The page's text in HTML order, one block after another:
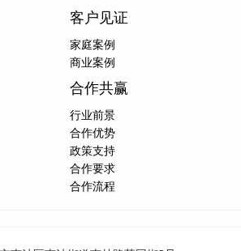
客户见证
家庭案例
商业案例
合作共赢
行业前景
合作优势
政策支持
合作要求
合作流程